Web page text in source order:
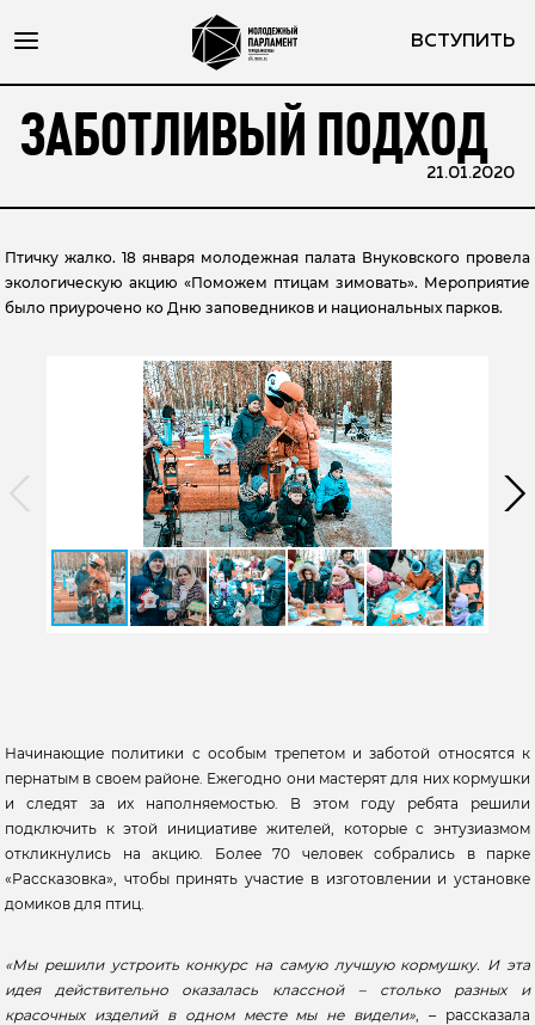
ВСТУПИТЬ
ЗАБОТЛИВЫЙ ПОДХОД
21.01.2020
Птичку жалко. 18 января молодежная палата Внуковского провела
экологическую акцию «Поможем птицам зимовать». Мероприятие
было приурочено ко Дню заповедников и национальных парков.
Начинающие политики с особым трепетом и заботой относятся к
пернатым в своем районе. Ежегодно они мастерят для них кормушки
и следят за их наполняемостью. В этом году ребята решили
подключить к этой инициативе жителей, которые с энтузиазмом
откликнулись на акцию. Более 70 человек собрались в парке
«Рассказовка», чтобы принять участие в изготовлении и установке
домиков для птиц.
«Мы решили устроить конкурс на самую лучшую кормушку. И эта
идея действительно оказалась классной – столько разных и
красочных изделий в одном месте мы не видели», – рассказала